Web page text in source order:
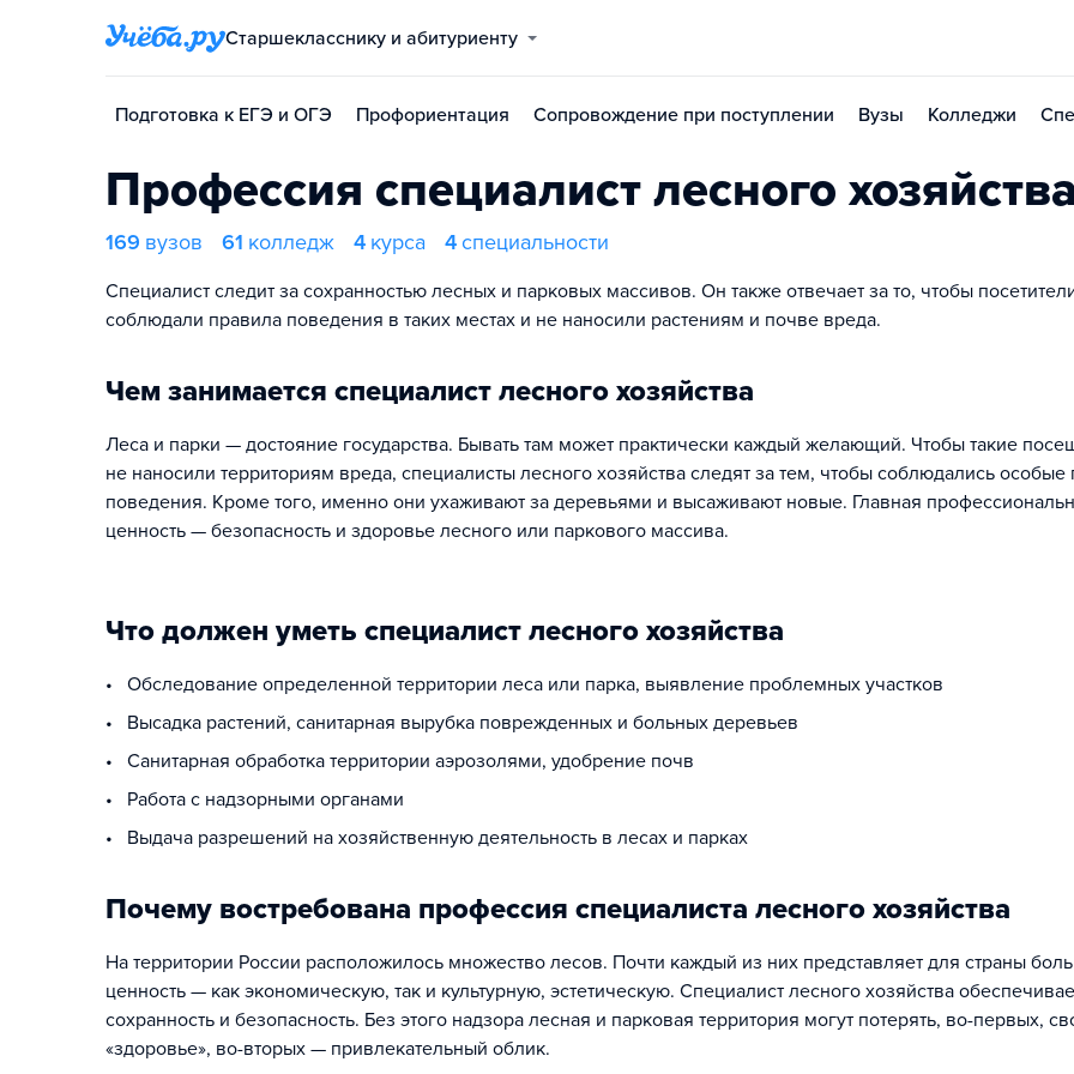
Старшекласснику и абитуриенту
Подготовка к ЕГЭ и ОГЭ Профориентация Сопровождение при поступлении Вузы Колледжи
Профессия специалист лесного
169 вузов 61 колледж 4 курса 4специальности
Специалист следит за сохранностью лесных и парковых массивов. Он также отвечает за то, чтобы
соблюдали правила поведения в таких местах и не наносили растениям и почве вреда.
Чем занимается специалист лесного хозяйства
Леса и парки — достояние государства. Бывать там может практически каждый желающий. Чтобы такие
не наносили территориям вреда, специалисты лесного хозяйства следят за тем, чтобы соблюдались особые
поведения. Кроме того, именно они ухаживают за деревьями и высаживают новые. Главная
ценность — безопасность и здоровье лесного или паркового массива.
Что должен уметь специалист лесного хозяйства
• Обследование определенной территории леса или парка, выявление проблемных участков
• Высадка растений, санитарная вырубка поврежденных и больных деревьев
• Санитарная обработка территории аэрозолями, удобрение почв
• Работа с надзорными органами
• Выдача разрешений на хозяйственную деятельность в лесах и парках
Почему востребована профессия специалиста лесного хозяйства
На территории России расположилось множество лесов. Почти каждый из них представляет для страны
ценность — как экономическую, так и культурную, эстетическую. Специалист лесного хозяйства
сохранность и безопасность. Без этого надзора лесная и парковая территория могут потерять, во-первых,
«здоровье», во-вторых — привлекательный облик.